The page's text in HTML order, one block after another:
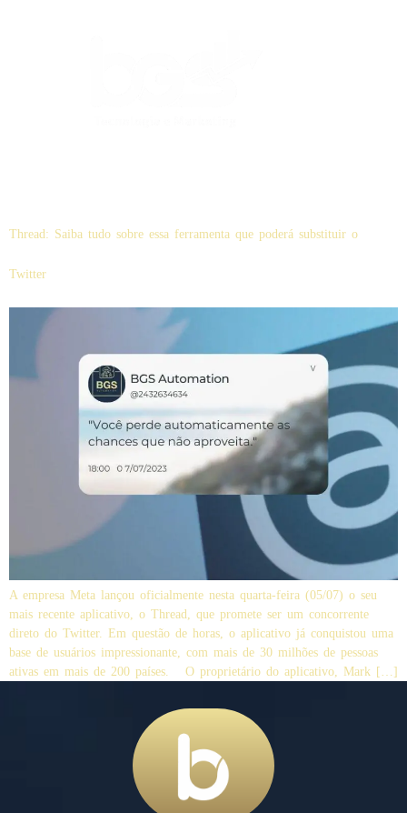
Thread: Saiba tudo sobre essa ferramenta que poderá substituir o
Twitter
A empresa Meta lançou oficialmente nesta quarta-feira (05/07) o seu
mais recente aplicativo, o Thread, que promete ser um concorrente
direto do Twitter. Em questão de horas, o aplicativo já conquistou uma
base de usuários impressionante, com mais de 30 milhões de pessoas
ativas em mais de 200 países. O proprietário do aplicativo, Mark […]